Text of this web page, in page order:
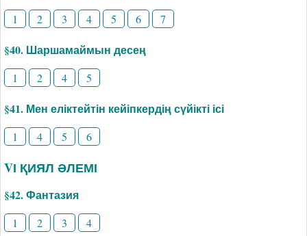
1 2 3 4 5 6 7
§40. Шаршамаймын десең
1 2 4 5
§41. Мен еліктейтін кейіпкердің сүйікті ісі
1 4 5 6
VІ ҚИЯЛ ӘЛЕМІ
§42. Фантазия
1 2 3 4